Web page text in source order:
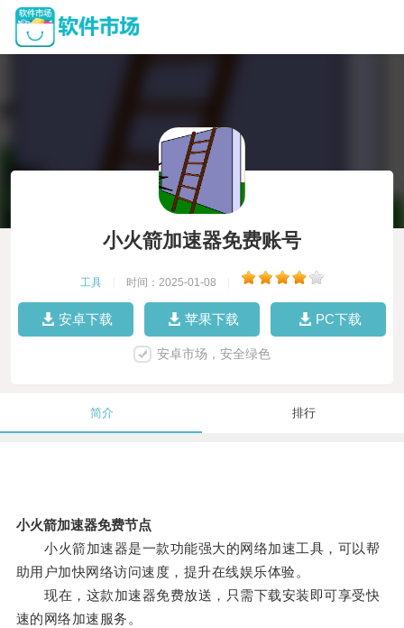
小火箭加速器免费账号
工具 时间：2025-01-08
安卓下载 苹果下载 PC下载
安卓市场，安全绿色
简介 排行
小火箭加速器免费节点
小火箭加速器是一款功能强大的网络加速工具，可以帮
助用户加快网络访问速度，提升在线娱乐体验。
现在，这款加速器免费放送，只需下载安装即可享受快
速的网络加速服务。